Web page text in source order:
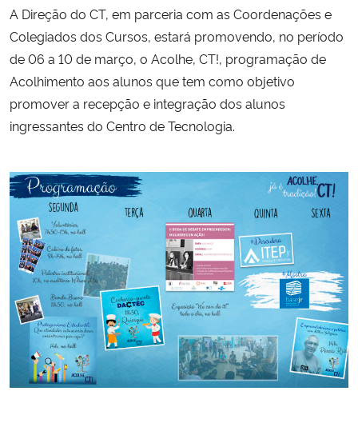
Ministério da Cidadania
Ministério da Saúde
Ministério de Minas e Energia
Ministério do Meio Ambiente
Ministério do Turismo
Ministério do Desenvolvimento Regional
Controladoria-Geral da União
Ministério da Mulher, da Família e dos Direitos Humanos
A Direção do CT, em parceria com as Coordenações e
Colegiados dos Cursos, estará promovendo, no período
de 06 a 10 de março, o Acolhe, CT!, programação de
Acolhimento aos alunos que tem como objetivo
promover a recepção e integração dos alunos
ingressantes do Centro de Tecnologia.